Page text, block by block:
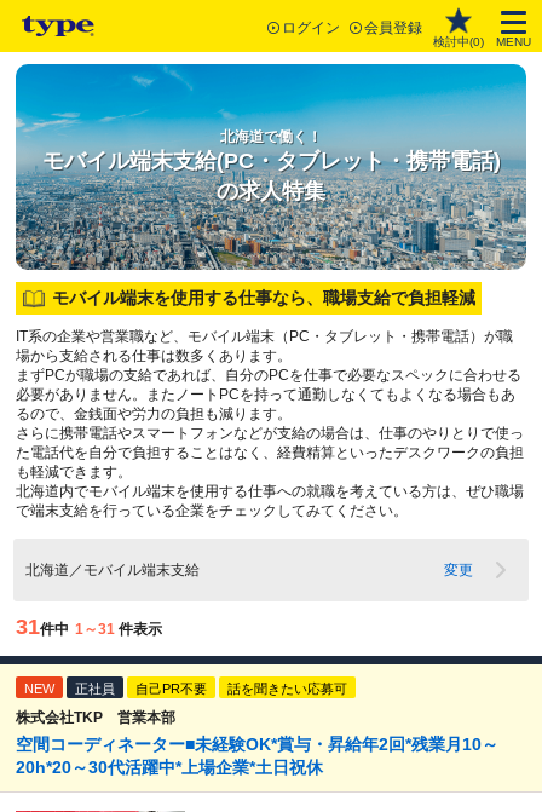
ログイン 会員登録
検討中(0) MENU
北海道で働く！
モバイル端末支給(PC・タブレット・携帯電話)
の求人特集
モバイル端末を使用する仕事なら、職場支給で負担軽減
IT系の企業や営業職など、モバイル端末（PC・タブレット・携帯電話）が職
場から支給される仕事は数多くあります。
まずPCが職場の支給であれば、自分のPCを仕事で必要なスペックに合わせる
必要がありません。またノートPCを持って通勤しなくてもよくなる場合もあ
るので、金銭面や労力の負担も減ります。
さらに携帯電話やスマートフォンなどが支給の場合は、仕事のやりとりで使っ
た電話代を自分で負担することはなく、経費精算といったデスクワークの負担
も軽減できます。
北海道内でモバイル端末を使用する仕事への就職を考えている方は、ぜひ職場
で端末支給を行っている企業をチェックしてみてください。
北海道／モバイル端末支給 変更
31件中 1～31 件表示
NEW 正社員 自己PR不要 話を聞きたい応募可
株式会社TKP 営業本部
空間コーディネーター■未経験OK*賞与・昇給年2回*残業月10～
20h*20～30代活躍中*上場企業*土日祝休